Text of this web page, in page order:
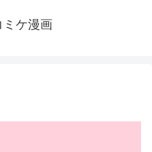
ケ漫画